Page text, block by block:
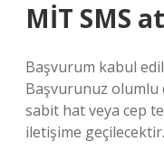
MİT SMS
Başvurum kabul
Başvurunuz olumlu
sabit hat veya cep
iletişime geçilecektir.